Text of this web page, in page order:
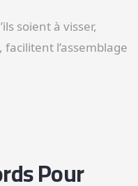
soient à visser,
l’assemblage
Pour